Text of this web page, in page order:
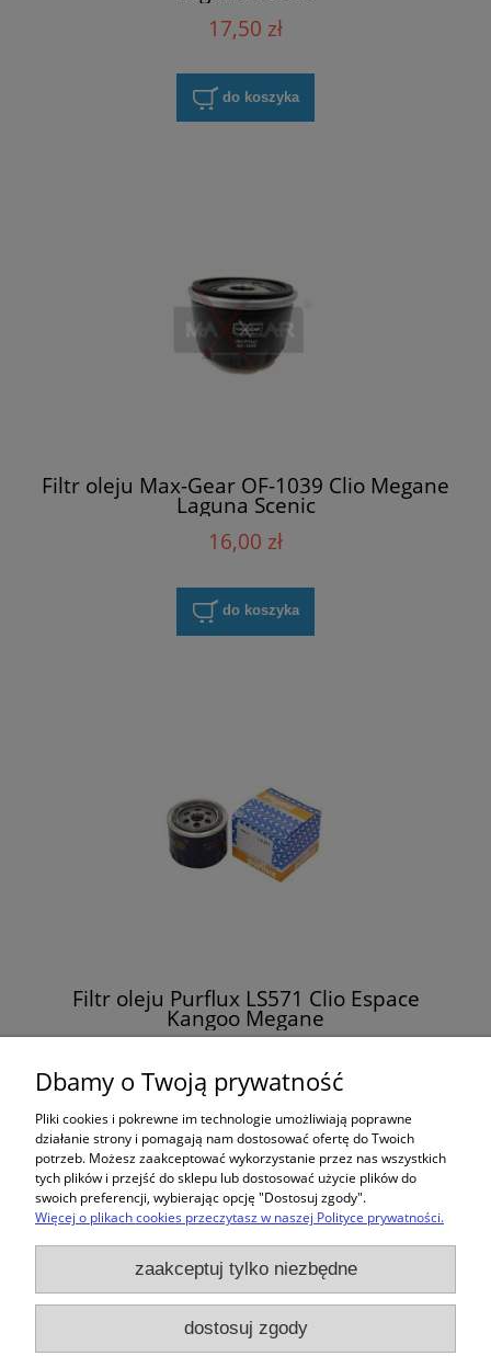
17,50 zł
do koszyka
Filtr oleju Max-Gear OF-1039 Clio Megane
Laguna Scenic
16,00 zł
do koszyka
Filtr oleju Purflux LS571 Clio Espace
Kangoo Megane
« 1 2 3 4 5 ... 11
Zakupy
Pomoc
Moje konto
Dbamy o Twoją prywatność
Pliki cookies i pokrewne im technologie umożliwiają poprawne
działanie strony i pomagają nam dostosować ofertę do Twoich
potrzeb. Możesz zaakceptować wykorzystanie przez nas wszystkich
tych plików i przejść do sklepu lub dostosować użycie plików do
swoich preferencji, wybierając opcję "Dostosuj zgody".
Więcej o plikach cookies przeczytasz w naszej Polityce prywatności.
zaakceptuj tylko niezbędne
dostosuj zgody